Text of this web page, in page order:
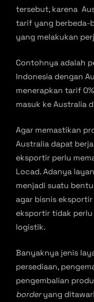
tersebut, karena
tarif yang berbeda-
yang melakukan
Contohnya adalah
Indonesia dengan
menerapkan tarif
masuk ke Australia
Agar memastikan
Australia dapat
eksportir perlu
Locad. Adanya
menjadi suatu
agar bisnis
eksportir tidak
logistik.
Banyaknya jenis
persediaan,
pengembalian
borderyang